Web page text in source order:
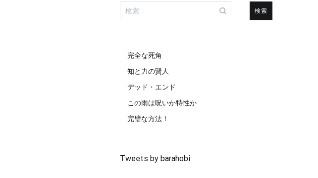
検
索:
完全な死角
知と力の賢人
デッド・エンド
この雨は呪いか特性か
完璧な方法！
Tweets by barahobi